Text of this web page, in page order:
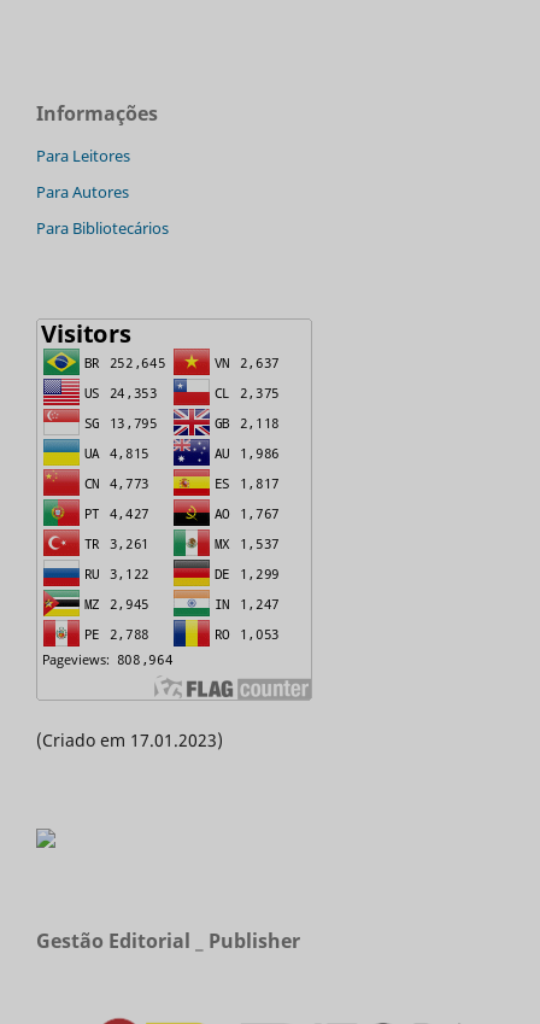
Informações
Para Leitores
Para Autores
Para Bibliotecários
(Criado em 17.01.2023)
Gestão Editorial _ Publisher